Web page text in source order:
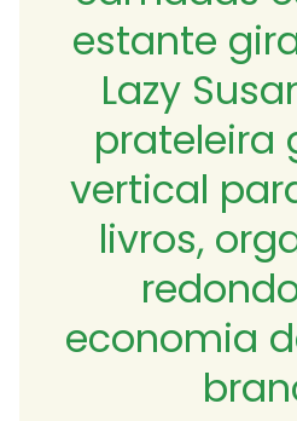
estante
Lazy
prateleira
vertical
livros,
economia